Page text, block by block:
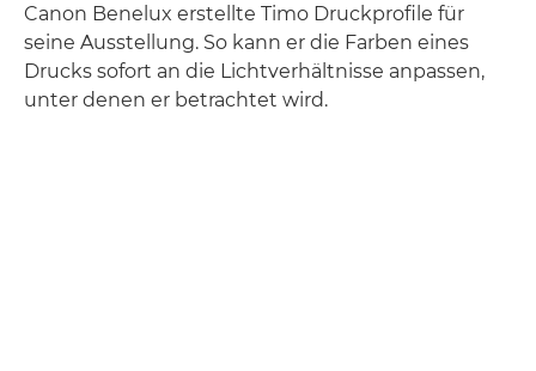
Canon Benelux erstellte Timo Druckprofile für
seine Ausstellung. So kann er die Farben eines
Drucks sofort an die Lichtverhältnisse anpassen,
unter denen er betrachtet wird.